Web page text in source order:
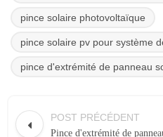
pince solaire photovoltaïque
pince solaire pv pour système
pince d'extrémité de panneau
POST PRÉCÉDENT